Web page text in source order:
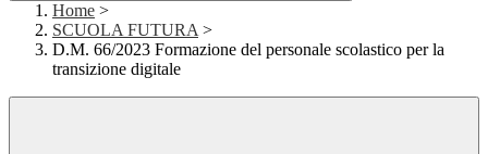
Home >
SCUOLA FUTURA >
D.M. 66/2023 Formazione del personale scolastico per la
transizione digitale